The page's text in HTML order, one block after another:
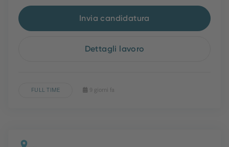
Invia candidatura
Dettagli lavoro
FULL TIME 9 giorni fa